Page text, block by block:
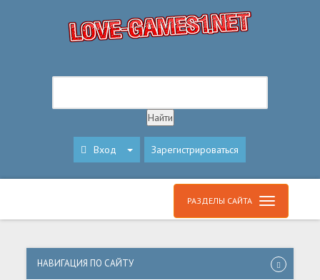
Вход Зарегистрироваться
РАЗДЕЛЫ САЙТА
НАВИГАЦИЯ ПО САЙТУ